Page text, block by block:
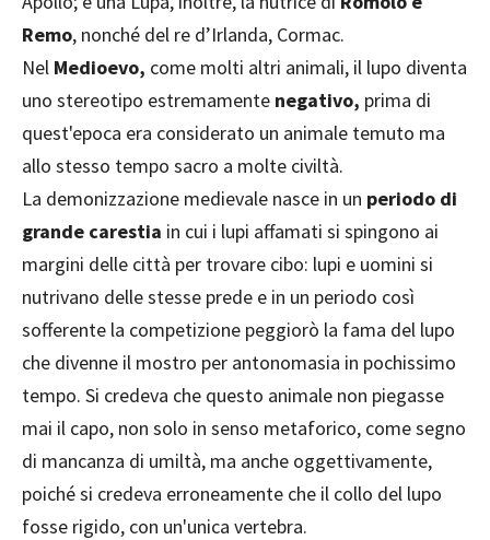
Remo, nonché del re d’Irlanda, Cormac.
Nel Medioevo, come molti altri animali, il lupo diventa
uno stereotipo estremamente negativo, prima di
quest'epoca era considerato un animale temuto ma
allo stesso tempo sacro a molte civiltà.
La demonizzazione medievale nasce in un periodo di
grande carestia in cui i lupi affamati si spingono ai
margini delle città per trovare cibo: lupi e uomini si
nutrivano delle stesse prede e in un periodo così
sofferente la competizione peggiorò la fama del lupo
che divenne il mostro per antonomasia in pochissimo
tempo. Si credeva che questo animale non piegasse
mai il capo, non solo in senso metaforico, come segno
di mancanza di umiltà, ma anche oggettivamente,
poiché si credeva erroneamente che il collo del lupo
fosse rigido, con un'unica vertebra.